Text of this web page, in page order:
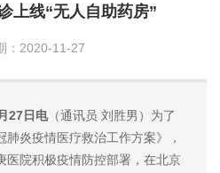
上线“无人自助药房”
：2020-11-27
27日电（通讯员 刘胜男）为了
炎疫情医疗救治工作方案》，
医院积极疫情防控部署，在北京